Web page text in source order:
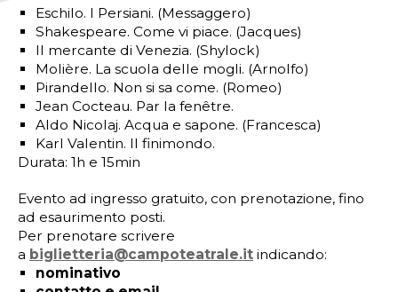
Eschilo. I Persiani. (Messaggero)
Shakespeare. Come vi piace. (Jacques)
Il mercante di Venezia. (Shylock)
Molière. La scuola delle mogli. (Arnolfo)
Pirandello. Non si sa come. (Romeo)
Jean Cocteau. Par la fenêtre.
Aldo Nicolaj. Acqua e sapone. (Francesca)
Karl Valentin. Il finimondo.
Durata: 1h e 15min
Evento ad ingresso gratuito, con prenotazione, fino
ad esaurimento posti.
Per prenotare scrivere
a biglietteria@campoteatrale.it indicando:
nominativo